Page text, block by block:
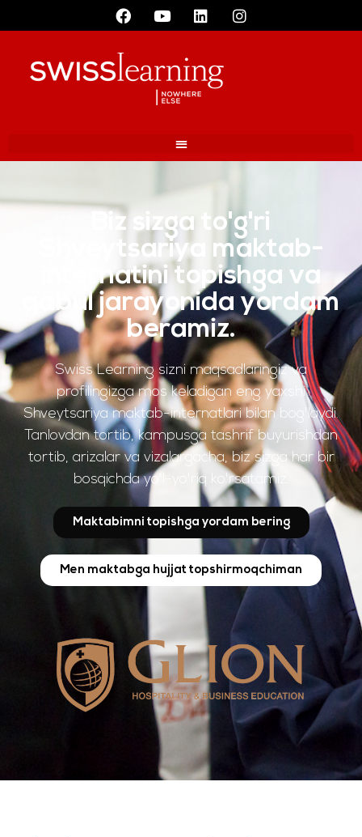
Biz sizga to'g'ri
Shveytsariya maktab-
internatini topishga va
qabul jarayonida yordam
beramiz.
Swiss Learning sizni maqsadlaringiz va
profilingizga mos keladigan eng yaxshi
Shveytsariya maktab-internatlari bilan bog'laydi.
Tanlovdan tortib, kampusga tashrif buyurishdan
tortib, arizalar va vizalargacha, biz sizga har bir
bosqichda yo'l-yo'riq ko'rsatamiz.
Maktabimni topishga yordam bering
Men maktabga hujjat topshirmoqchiman